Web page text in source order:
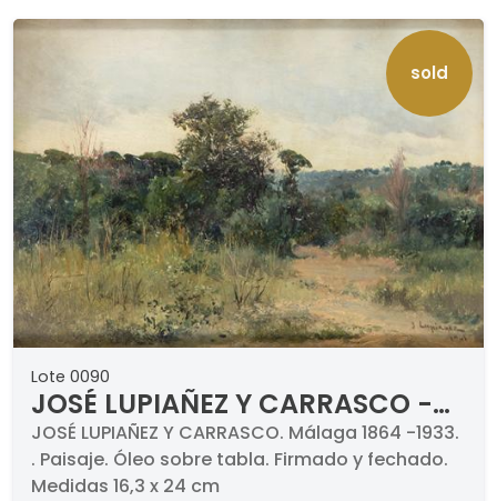
sold
Lote 0090
JOSÉ LUPIAÑEZ Y CARRASCO -
Paisaje
JOSÉ LUPIAÑEZ Y CARRASCO. Málaga 1864 -1933.
. Paisaje. Óleo sobre tabla. Firmado y fechado.
Medidas 16,3 x 24 cm